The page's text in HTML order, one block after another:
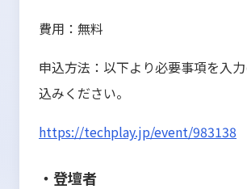
費用：無料
申込方法：以下より必要事項を入
込みください。
https://techplay.jp/event/983138
・登壇者